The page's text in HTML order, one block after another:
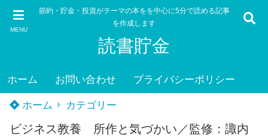
MENU
節約・貯金・投資がテーマの本をを中心に5分で読める記事
を作成します
読書貯金
ホーム お問い合わせ プライバシーポリシー
ホーム カテゴリー
ビジネス教養 所作と気づかい／監修：諏内